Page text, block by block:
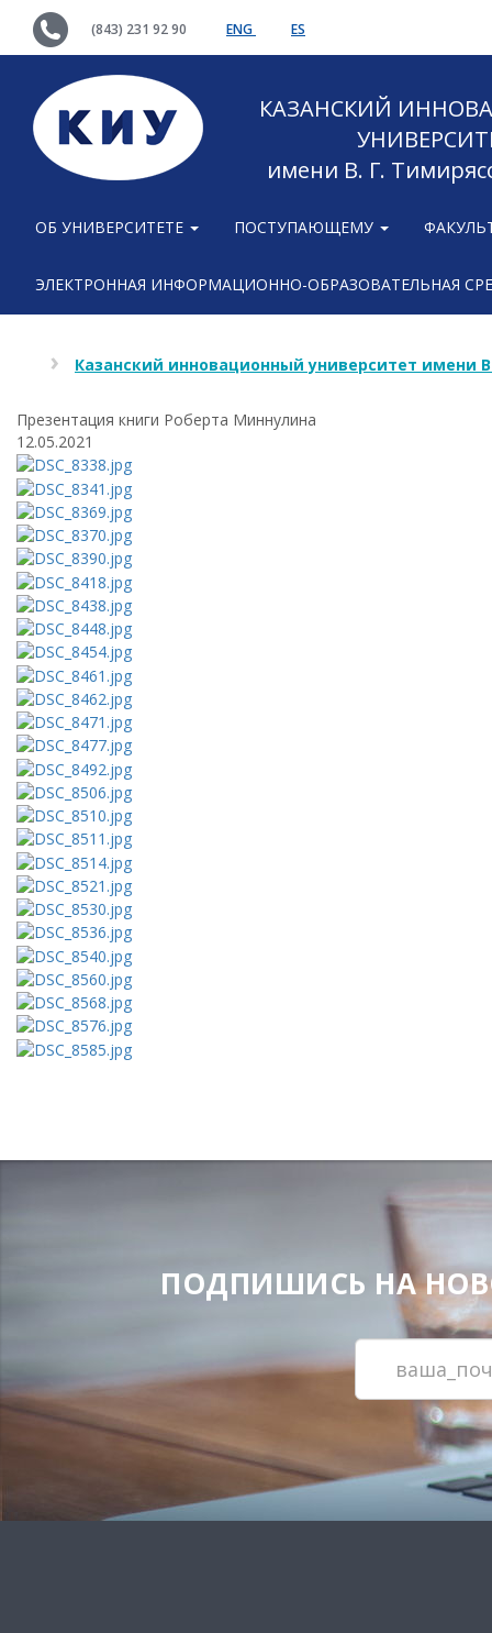
(843) 231 92 90 ENG ES
КАЗАНСКИЙ
имени В. Г.
ОБ УНИВЕРСИТЕТЕ ПОСТУПАЮЩЕМУ
ЭЛЕКТРОННАЯ ИНФОРМАЦИОННО-ОБРАЗОВАТЕЛЬНАЯ
Казанский инновационный университет имени
Презентация книги Роберта Миннулина
12.05.2021
ПОДПИШИСЬ НА